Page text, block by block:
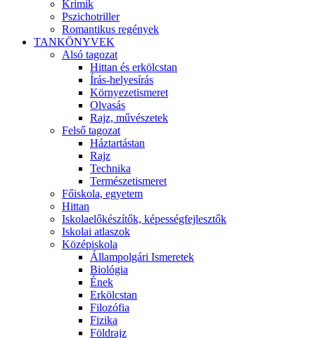
Krimik
Pszichotriller
Romantikus regények
TANKÖNYVEK
Alsó tagozat
Hittan és erkölcstan
Írás-helyesírás
Környezetismeret
Olvasás
Rajz, művészetek
Felső tagozat
Háztartástan
Rajz
Technika
Természetismeret
Főiskola, egyetem
Hittan
Iskolaelőkészítők, képességfejlesztők
Iskolai atlaszok
Középiskola
Állampolgári Ismeretek
Biológia
Ének
Erkölcstan
Filozófia
Fizika
Földrajz